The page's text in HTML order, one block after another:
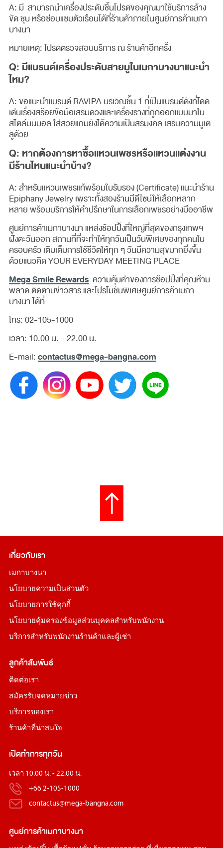
A: มี สามารถนำเครื่องประดับชิ้นโปรดของคุณมาใช้บริการล้าง
ขัด ชุบ หรือซ่อมแซมตัวเรือนได้ที่ร้านค้าภายในศูนย์การค้าเมกา
บางนา
หมายเหตุ: โปรดตรวจสอบบริการ ณ ร้านค้าอีกครั้ง
Q: มีแบรนด์เครื่องประดับสายมูในเมกาบางนาแนะนำ
ไหม?
A: ขอแนะนำแบรนด์ RAVIPA บริเวณชั้น 1 ที่เป็นแบรนด์ดังที่โดด
เด่นเรื่องสร้อยข้อมือเสริมดวงและเครื่องรางที่ถูกออกแบบมาใน
สไตล์มินิมอล ใส่สวยแถมยังได้ความเป็นสิริมงคล เสริมความมูเต
ลูด้วย
Q: หากต้องการหาซื้อแหวนเพชรหรือแหวนแต่งงาน
มีร้านไหนแนะนำบ้าง?
A: สำหรับแหวนเพชรแท้พร้อมใบรับรอง (Certificate) แนะนำร้าน
Epiphany Jewelry เพราะทั้งสองร้านมีดีไซน์ให้เลือกหลาก
หลาย พร้อมบริการให้คำปรึกษาในการเลือกเพชรอย่างมืออาชีพ
ศูนย์การค้าเมกาบางนา แหล่งช้อปปิ้งที่ใหญ่ที่สุดของกรุงเทพฯ
ฝั่งตะวันออก สถานที่ที่จะทำให้ทุกวันเป็นวันพิเศษของทุกคนใน
ครอบครัว เติมเต็มการใช้ชีวิตให้ทุก ๆ วันมีความสุขมากยิ่งขึ้น
ด้วยแนวคิด YOUR EVERYDAY MEETING PLACE
Mega Smile Rewards ความคุ้มค่าของการช้อปปิ้งที่คุณห้าม
พลาด ติดตามข่าวสาร และโปรโมชันพิเศษศูนย์การค้าเมกา
บางนา ได้ที่
โทร: 02-105-1000
เวลา: 10.00 น. - 22.00 น.
E-mail:contactus@mega-bangna.com
เกี่ยวกับเรา
เมกาบางนา
นโยบายความเป็นส่วนตัว
นโยบายการใช้คุกกี้
นโยบายคุ้มครองข้อมูลส่วนบุคคลสำหรับพนักงาน
บริการสำหรับพนักงานร้านค้าและผู้เช่า
ลูกค้าสัมพันธ์
ติดต่อเรา
สมัครรับจดหมายข่าว
บริการของเรา
ร้านค้าที่น่าสนใจ
เปิดทำการทุกวัน
เวลา 10.00 น. - 22.00 น.
+66 2-105-1000
contactus@mega-bangna.com
ศูนย์การค้าเมกาบางนา